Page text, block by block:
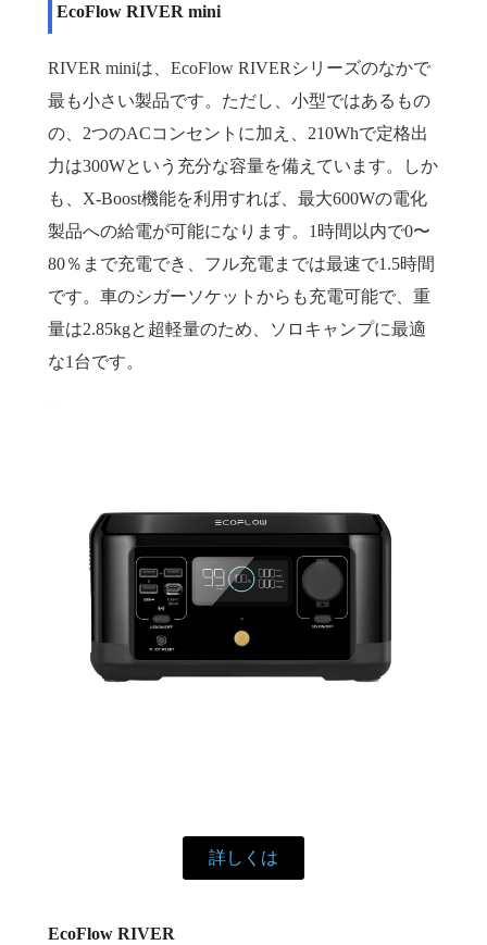
EcoFlow RIVER mini
RIVER miniは、EcoFlow RIVERシリーズのなかで
最も小さい製品です。ただし、小型ではあるもの
の、2つのACコンセントに加え、210Whで定格出
力は300Wという充分な容量を備えています。しか
も、X-Boost機能を利用すれば、最大600Wの電化
製品への給電が可能になります。1時間以内で0〜
80％まで充電でき、フル充電までは最速で1.5時間
です。車のシガーソケットからも充電可能で、重
量は2.85kgと超軽量のため、ソロキャンプに最適
な1台です。
詳しくは
EcoFlow RIVER